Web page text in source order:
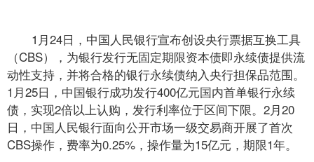
1月24日，中国人民银行宣布创设央行票据互换工具
（CBS），为银行发行无固定期限资本债即永续债提供流
动性支持，并将合格的银行永续债纳入央行担保品范围。
1月25日，中国银行成功发行400亿元国内首单银行永续
债，实现2倍以上认购，发行利率位于区间下限。2月20
日，中国人民银行面向公开市场一级交易商开展了首次
CBS操作，费率为0.25%，操作量为15亿元，期限1年。